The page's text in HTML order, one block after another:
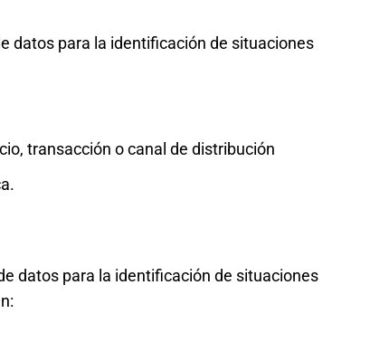
datos para la identificación de situaciones
transacción o canal de distribución
datos para la identificación de situaciones